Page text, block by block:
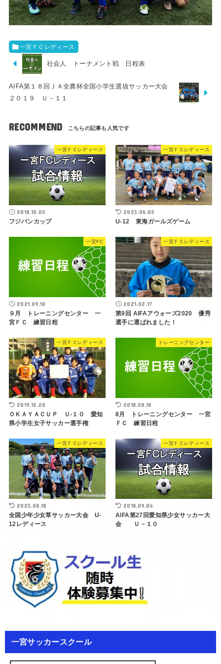
一宮ＦＣレディース
社会人 トーナメント戦 日程表
AIFA第１８回ＪＡ全農杯全国小学生選抜サッカー大会
２０１９ Ｕ－１１
RECOMMEND
一宮ＦＣレディース
2018.10.05
フジパンカップ
一宮ＦＣレディース
2023.06.02
U-12 東海ガールズゲーム
一宮FC
2021.09.10
９月 トレーニングセンター 一
宮ＦＣ 練習日程
一宮ＦＣレディース
2021.02.17
第9回 AIFAアウォーズ2020 優秀
選手に選ばれました！
一宮ＦＣレディース
2019.12.20
ＯＫＡＹＡＣＵＰ Ｕ-１０ 愛知
県小学生女子サッカー選手権
トレーニングセンター
2018.08.18
8月 トレーニングセンター 一宮
ＦＣ 練習日程
一宮ＦＣレディース
2023.08.18
全国少年少女草サッカー大会 U-
12レディース
一宮ＦＣレディース
2018.09.04
AIFA第27回愛知県少女サッカー大
会 Ｕ－１０
一宮サッカースクール